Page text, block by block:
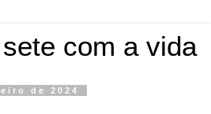
com a vida
de 2024